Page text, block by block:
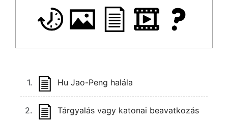
1. Hu Jao-Peng halála
2. Tárgyalás vagy katonai beavatkozás